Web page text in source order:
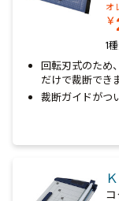
オ
￥
1
回転刃式のため
だけで裁断でき
裁断ガイドがつ
コ